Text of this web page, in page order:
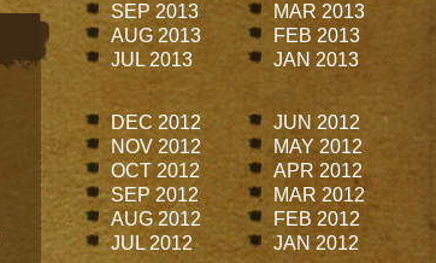
SEP 2013
AUG 2013
JUL 2013
MAR 2013
FEB 2013
JAN 2013
DEC 2012
NOV 2012
OCT 2012
SEP 2012
AUG 2012
JUL 2012
JUN 2012
MAY 2012
APR 2012
MAR 2012
FEB 2012
JAN 2012